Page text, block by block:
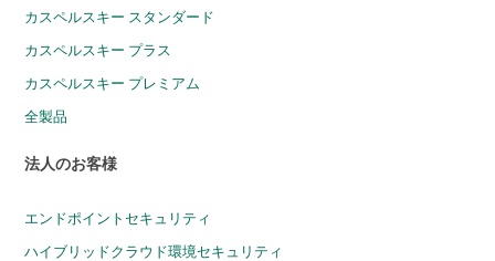
カスペルスキー スタンダード
カスペルスキー プラス
カスペルスキー プレミアム
全製品
法人のお客様
エンドポイントセキュリティ
ハイブリッドクラウド環境セキュリティ